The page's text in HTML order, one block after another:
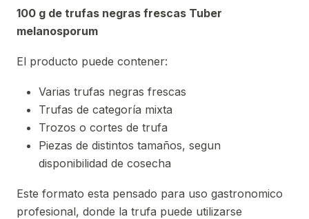
100 g de trufas negras frescas Tuber
melanosporum
El producto puede contener:
Varias trufas negras frescas
Trufas de categoría mixta
Trozos o cortes de trufa
Piezas de distintos tamaños, segun
disponibilidad de cosecha
Este formato esta pensado para uso gastronomico
profesional, donde la trufa puede utilizarse